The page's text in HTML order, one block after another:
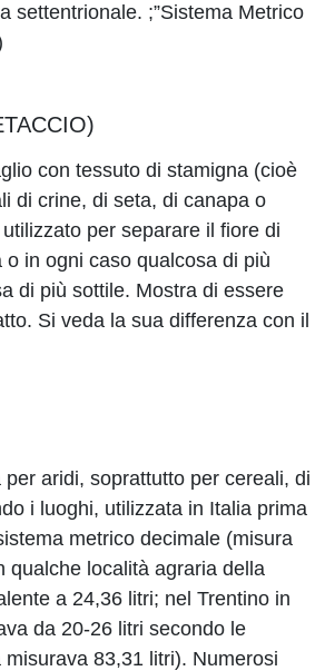
settentrionale. ;”Sistema Metrico
con tessuto di stamigna (cioè
di crine, di seta, di canapa o
per separare il fiore di
in ogni caso qualcosa di più
di più sottile. Mostra di essere
Si veda la sua differenza con il
aridi, soprattutto per cereali, di
i luoghi, utilizzata in Italia prima
metrico decimale (misura
qualche località agraria della
a 24,36 litri; nel Trentino in
da 20-26 litri secondo le
misurava 83,31 litri). Numerosi